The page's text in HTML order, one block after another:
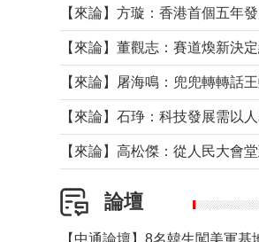
【來論】董觀志：賽道煥新決
論壇